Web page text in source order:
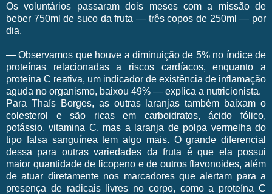
Os voluntários passaram dois meses com a missão de
beber 750ml de suco da fruta — três copos de 250ml — por
dia.
— Observamos que houve a diminuição de 5% no índice de
proteínas relacionadas a riscos cardíacos, enquanto a
proteína C reativa, um indicador de existência de inflamação
aguda no organismo, baixou 49% — explica a nutricionista.
Para Thaís Borges, as outras laranjas também baixam o
colesterol e são ricas em carboidratos, ácido fólico,
potássio, vitamina C, mas a laranja de polpa vermelha do
tipo falsa sanguínea tem algo mais. O grande diferencial
dessa para outras variedades da fruta é que ela possui
maior quantidade de licopeno e de outros flavonoides, além
de atuar diretamente nos marcadores que alertam para a
presença de radicais livres no corpo, como a proteína C